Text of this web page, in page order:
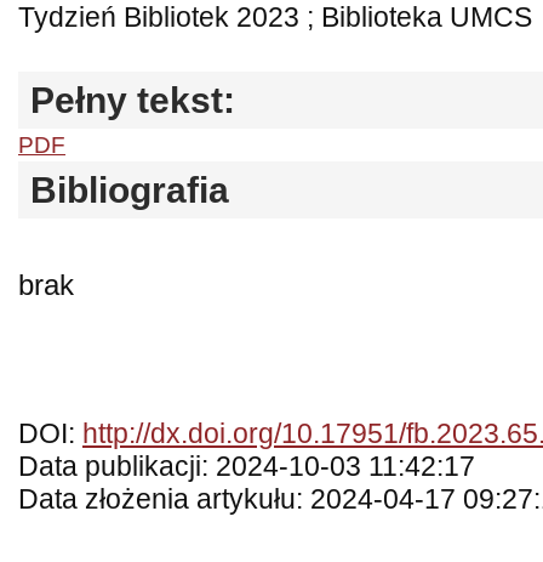
Tydzień Bibliotek 2023 ; Biblioteka UMCS
Pełny tekst:
PDF
Bibliografia
brak
DOI: http://dx.doi.org/10.17951/
Data publikacji: 2024-10-03 11:42:17
Data złożenia artykułu: 2024-04-17